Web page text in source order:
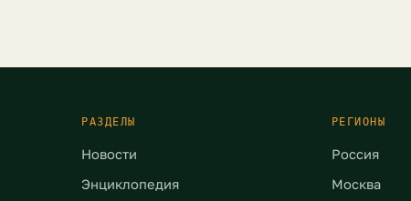
РАЗДЕЛЫ
Новости
Энциклопедия
РЕГИОНЫ
Россия
Москва